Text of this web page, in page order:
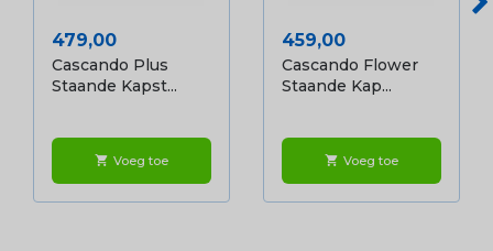
Prijs
479,00
Cascando Plus
Staande Kapst...
shopping_cart Voeg toe
Prijs
459,00
Cascando Flower
Staande Kap...
shopping_cart Voeg toe